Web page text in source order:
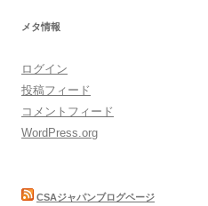
メタ情報
ログイン
投稿フィード
コメントフィード
WordPress.org
CSAジャパンブログページ